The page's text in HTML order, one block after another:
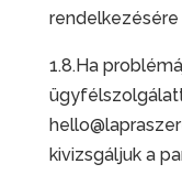
rendelkezésére
1.8.Ha
kivizsgáljuk a